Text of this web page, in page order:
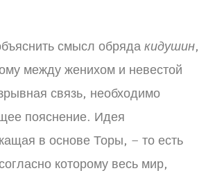
смысл обряда кидушин,
между женихом и невестой
связь, необходимо
пояснение. Идея
в основе Торы, – то есть
которому весь мир,